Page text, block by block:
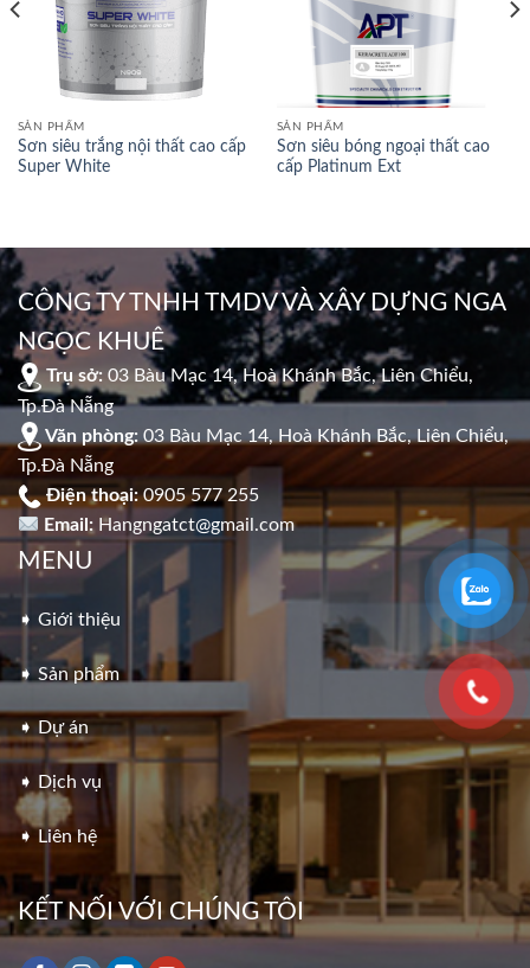
SẢN PHẨM
Sơn siêu trắng nội thất cao cấp
Super White
SẢN PHẨM
Sơn siêu bóng ngoại thất cao
cấp Platinum Ext
CÔNG TY TNHH TMDV VÀ XÂY DỰNG NGA
NGỌC KHUÊ
Trụ sở: 03 Bàu Mạc 14, Hoà Khánh Bắc, Liên Chiểu,
Tp.Đà Nẵng
Văn phòng: 03 Bàu Mạc 14, Hoà Khánh Bắc, Liên Chiểu,
Tp.Đà Nẵng
Điện thoại:0905 577 255
Email: Hangngatct@gmail.com
MENU
➧ Giới thiệu
➧ Sản phẩm
➧ Dự án
➧ Dịch vụ
➧ Liên hệ
KẾT NỐI VỚI CHÚNG TÔI